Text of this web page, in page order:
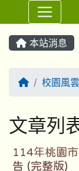
本站消息
回首頁校園風
文章列
114年桃園
告 (完整版)